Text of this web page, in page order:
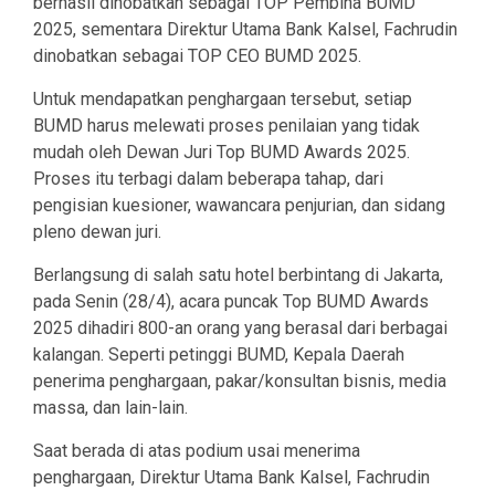
2025, sementara Direktur Utama Bank Kalsel, Fachrudin
dinobatkan sebagai TOP CEO BUMD 2025.
Untuk mendapatkan penghargaan tersebut, setiap
BUMD harus melewati proses penilaian yang tidak
mudah oleh Dewan Juri Top BUMD Awards 2025.
Proses itu terbagi dalam beberapa tahap, dari
pengisian kuesioner, wawancara penjurian, dan sidang
pleno dewan juri.
Berlangsung di salah satu hotel berbintang di Jakarta,
pada Senin (28/4), acara puncak Top BUMD Awards
2025 dihadiri 800-an orang yang berasal dari berbagai
kalangan. Seperti petinggi BUMD, Kepala Daerah
penerima penghargaan, pakar/konsultan bisnis, media
massa, dan lain-lain.
Saat berada di atas podium usai menerima
penghargaan, Direktur Utama Bank Kalsel, Fachrudin